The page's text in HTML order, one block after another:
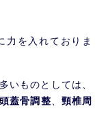
力を入れておりま
いものとしては、
頭蓋骨調整
頸椎周